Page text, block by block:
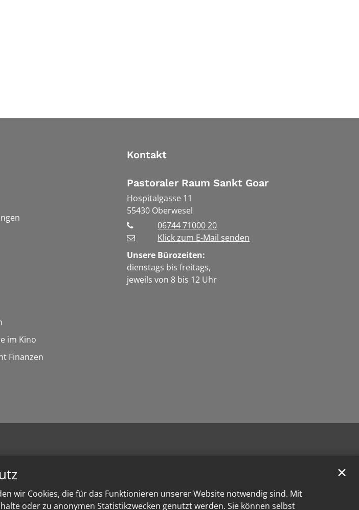
wir Cookies, die für das Funktionieren unserer Website notwendig sind. Mit
oder zu anonymen Statistikzwecken genutzt werden. Sie können selbst
✕
im Kino
Finanzen
Kontakt
Pastoraler Raum Sankt Goar
Hospitalgasse 11
55430 Oberwesel
06744 71000 20
Klick zum E-Mail senden
Unsere Bürozeiten:
dienstags bis freitags,
jeweils von 8 bis 12 Uhr